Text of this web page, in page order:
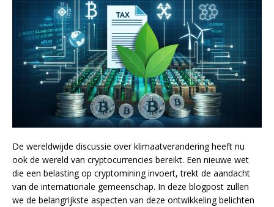
De wereldwijde discussie over klimaatverandering heeft nu
ook de wereld van cryptocurrencies bereikt. Een nieuwe wet
die een belasting op cryptomining invoert, trekt de aandacht
van de internationale gemeenschap. In deze blogpost zullen
we de belangrijkste aspecten van deze ontwikkeling belichten